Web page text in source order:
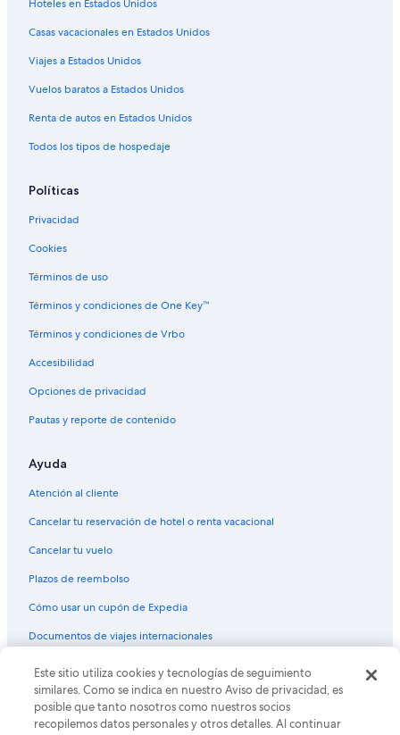
Hoteles en Estados Unidos
Casas vacacionales en Estados Unidos
Viajes a Estados Unidos
Vuelos baratos a Estados Unidos
Renta de autos en Estados Unidos
Todos los tipos de hospedaje
Políticas
Privacidad
Cookies
Términos de uso
Términos y condiciones de One Key™
Términos y condiciones de Vrbo
Accesibilidad
Opciones de privacidad
Pautas y reporte de contenido
Ayuda
Atención al cliente
Cancelar tu reservación de hotel o renta vacacional
Cancelar tu vuelo
Plazos de reembolso
Cómo usar un cupón de Expedia
Documentos de viajes internacionales
© 2026 Expedia, Inc., una empresa de Expedia Group. Todos los
derechos reservados. Expedia y el logo de Expedia son marcas
registradas o marcas comerciales de Expedia, Inc. CST# 2029030-50.
Este sitio utiliza cookies y tecnologías de seguimiento
similares. Como se indica en nuestro Aviso de privacidad, es
posible que tanto nosotros como nuestros socios
recopilemos datos personales y otros detalles. Al continuar